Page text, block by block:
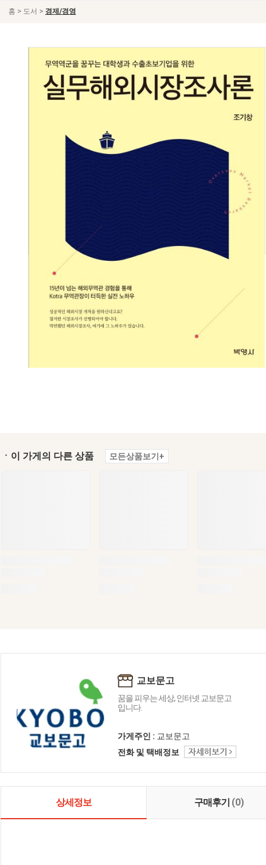
홈 > 도서 > 경제/경영
ㆍ이 가게의 다른 상품 모든상품보기+
교보문고
꿈을 피우는 세상, 인터넷 교보문고
입니다.
가게주인 : 교보문고
전화 및 택배정보
상세정보 구매후기 (0)